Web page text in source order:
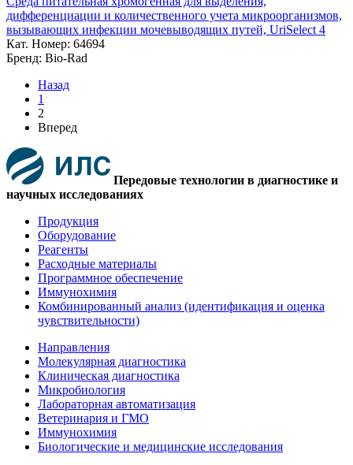
дифференциации и количественного учета микроорганизмов,
вызывающих инфекции мочевыводящих путей, UriSelect 4
Кат. Номер: 64694
Бренд: Bio-Rad
Назад
1
2
Вперед
Передовые технологии в диагностике и
научных исследованиях
Продукция
Оборудование
Реагенты
Расходные материалы
Программное обеспечение
Иммунохимия
Комбинированный анализ (идентификация и оценка
чувствительности)
Направления
Молекулярная диагностика
Клиническая диагностика
Микробиология
Лабораторная автоматизация
Ветеринария и ГМО
Иммунохимия
Биологические и медицинские исследования